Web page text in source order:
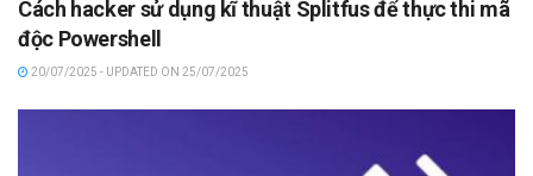
Cách hacker sử dụng kĩ thuật Splitfus để thực thi mã
độc Powershell
20/07/2025 - UPDATED ON 25/07/2025